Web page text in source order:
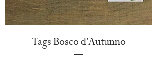
Tags Bosco d'Autunno